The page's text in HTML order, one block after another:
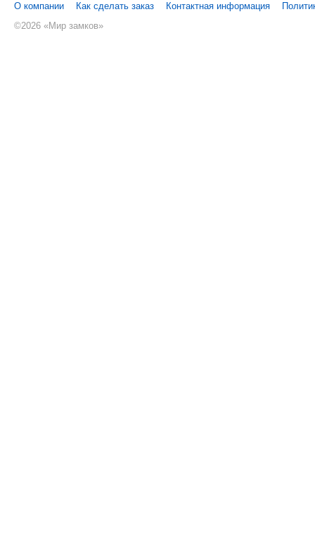
О компании Как сделать заказ Контактная информация
©2026 «Мир замков»